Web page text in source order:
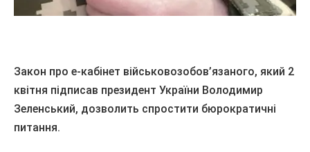
Закон про е-кабінет військовозобов’язаного, який 2
квітня підписав президент України Володимир
Зеленський, дозволить спростити бюрократичні
питання.